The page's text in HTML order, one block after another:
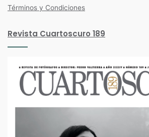
Términos y Condiciones
Revista Cuartoscuro 189